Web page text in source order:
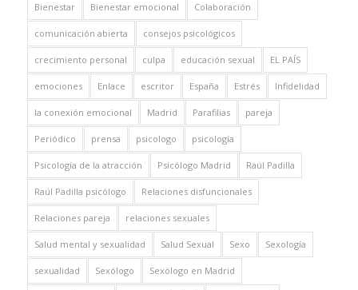
Bienestar Bienestar emocional Colaboración
comunicación abierta consejos psicológicos
crecimiento personal culpa educación sexual EL PAÍS
emociones Enlace escritor España Estrés Infidelidad
la conexión emocional Madrid Parafilias pareja
Periódico prensa psicologo psicología
Psicología de la atracción Psicólogo Madrid Raúl Padilla
Raúl Padilla psicólogo Relaciones disfuncionales
Relaciones pareja relaciones sexuales
Salud mental y sexualidad Salud Sexual Sexo Sexología
sexualidad Sexólogo Sexólogo en Madrid